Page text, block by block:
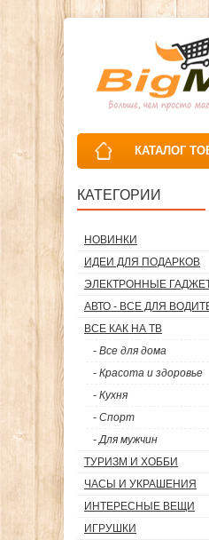
КАТАЛОГ
КАТЕГОРИИ
НОВИНКИ
ИДЕИ ДЛЯ ПОДАРКОВ
ЭЛЕКТРОННЫЕ
АВТО - ВСЕ ДЛЯ
ВСЕ КАК НА ТВ
- Все для дома
- Красота и здоровье
- Кухня
- Спорт
- Для мужчин
ТУРИЗМ И ХОББИ
ЧАСЫ И УКРАШЕНИЯ
ИНТЕРЕСНЫЕ ВЕЩИ
ИГРУШКИ